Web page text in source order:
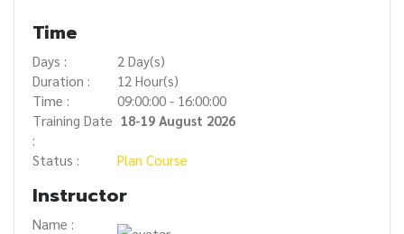
Time
Days :
2 Day(s)
Duration :
12 Hour(s)
Time :
09:00:00 - 16:00:00
Training Date
:
18-19 August 2026
Status : Plan Course
Instructor
Name :